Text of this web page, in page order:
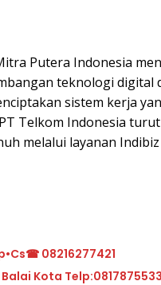
Putera Indonesia
teknologi digital
sistem kerja
Telkom Indonesia
melalui layanan
08216277421
Alamat kantor BCA KCP Kas Balai Kota Telp:0817875533